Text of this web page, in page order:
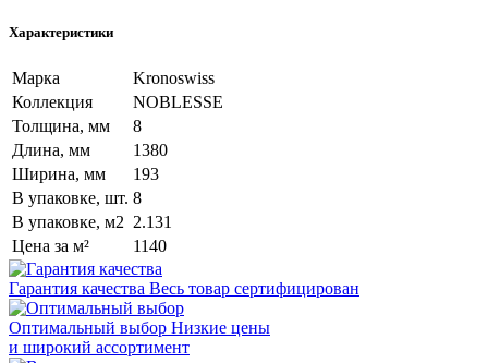
Характеристики
Марка
Kronoswiss
Коллекция
NOBLESSE
Толщина, мм
8
Длина, мм
1380
Ширина, мм
193
В упаковке, шт. 8
В упаковке, м2 2.131
Цена за м²
1140
Гарантия качества Весь товар сертифицирован
Оптимальный выбор Низкие цены
и широкий ассортимент